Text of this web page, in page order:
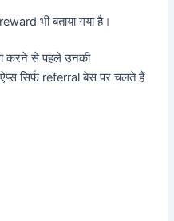
भी बताया गया है।
करने से पहले उनकी
सिर्फ referral बेस पर चलते हैं